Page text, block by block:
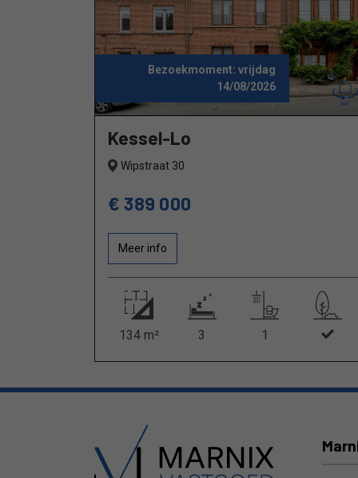
Bezoekmoment:vrijdag
14/08/2026
Kessel-Lo
Wipstraat 30
€ 389 000
Meer info
134 m² 3 1